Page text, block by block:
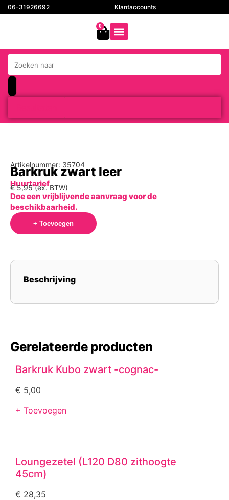
06-31926692 Klantaccounts
0
Artikelnummer: 35704
Barkruk zwart leer
Huurtarief
€5,95(ex. BTW)
Doe een vrijblijvende aanvraag voor de
beschikbaarheid.
+ Toevoegen
Beschrijving
Gerelateerde producten
Barkruk Kubo zwart -cognac-
€ 5,00
+ Toevoegen
Loungezetel (L120 D80 zithoogte
45cm)
€ 28,35